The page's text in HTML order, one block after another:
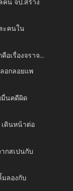
ะคนใน
เรื่องจราจ...
อกลอยแพ
มื่นคดีผิด
เดินหน้าต่อ
กสเปนกับ
ลองกับ